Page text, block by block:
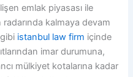
emlak piyasası ile
radarında kalmaya devam
istanbul law firm içinde
imar durumuna,
mülkiyet kotalarına kadar